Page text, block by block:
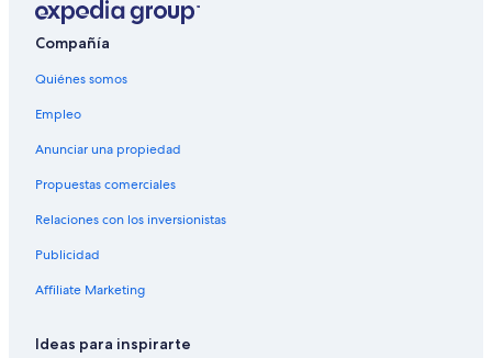
Compañía
Quiénes somos
Empleo
Anunciar una propiedad
Propuestas comerciales
Relaciones con los inversionistas
Publicidad
Affiliate Marketing
Ideas para inspirarte